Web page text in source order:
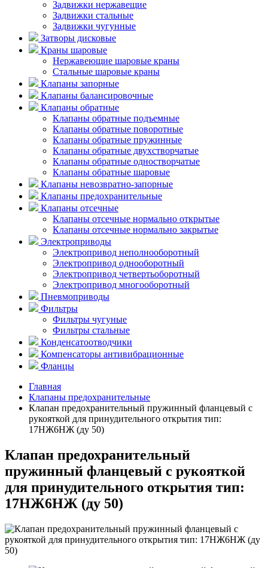
Задвижки нержавещие
Задвижки стальные
Задвижки чугунные
Затворы дисковые
Краны шаровые
Нержавеющие шаровые краны
Стальные шаровые краны
Клапаны запорные
Клапаны балансировочные
Клапаны обратные
Клапаны обратные подъемные
Клапаны обратные поворотные
Клапаны обратные пружинные
Клапаны обратные двухстворчатые
Клапаны обратные одностворчатые
Клапаны обратные шаровые
Клапаны невозвратно-запорные
Клапаны предохранительные
Клапаны отсечные
Клапаны отсечные нормально открытые
Клапаны отсечные нормально закрытые
Электроприводы
Электропривод неполнооборотный
Электропривод однооборотный
Электропривод четвертьоборотный
Электропривод многооборотный
Пневмоприводы
Фильтры
Фильтры чугуные
Фильтры стальные
Конденсатоотводчики
Компенсаторы антивибрационные
Фланцы
Главная
Клапаны предохранительные
Клапан предохранительный пружинный фланцевый с
рукояткой для принудительного открытия тип:
17НЖ6НЖ (ду 50)
Клапан предохранительный
пружинный фланцевый с рукояткой
для принудительного открытия тип:
17НЖ6НЖ (ду 50)